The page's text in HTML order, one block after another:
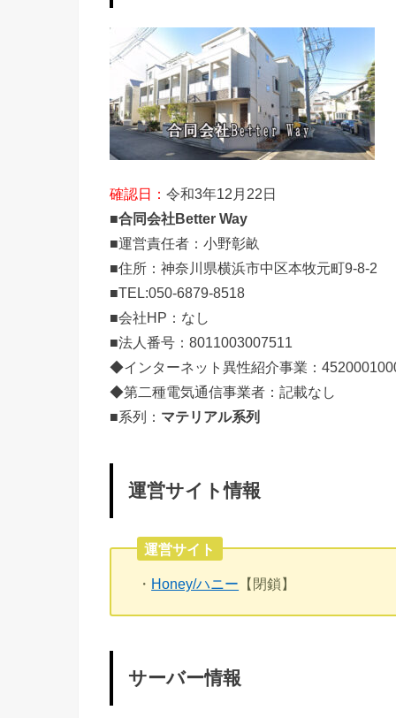
確認日： 令和3年12月22日
■合同会社Better Way
■運営責任者：小野彰畝
■住所：神奈川県横浜市中区本牧元町9-8-2
■TEL:050-6879-8518
■会社HP：なし
■法人番号：8011003007511
◆インターネット異性紹介事業：
◆第二種電気通信事業者：記載なし
■系列： マテリアル系列
運営サイト情報
運営サイト
・ Honey/ハニー 【閉鎖】
サーバー情報